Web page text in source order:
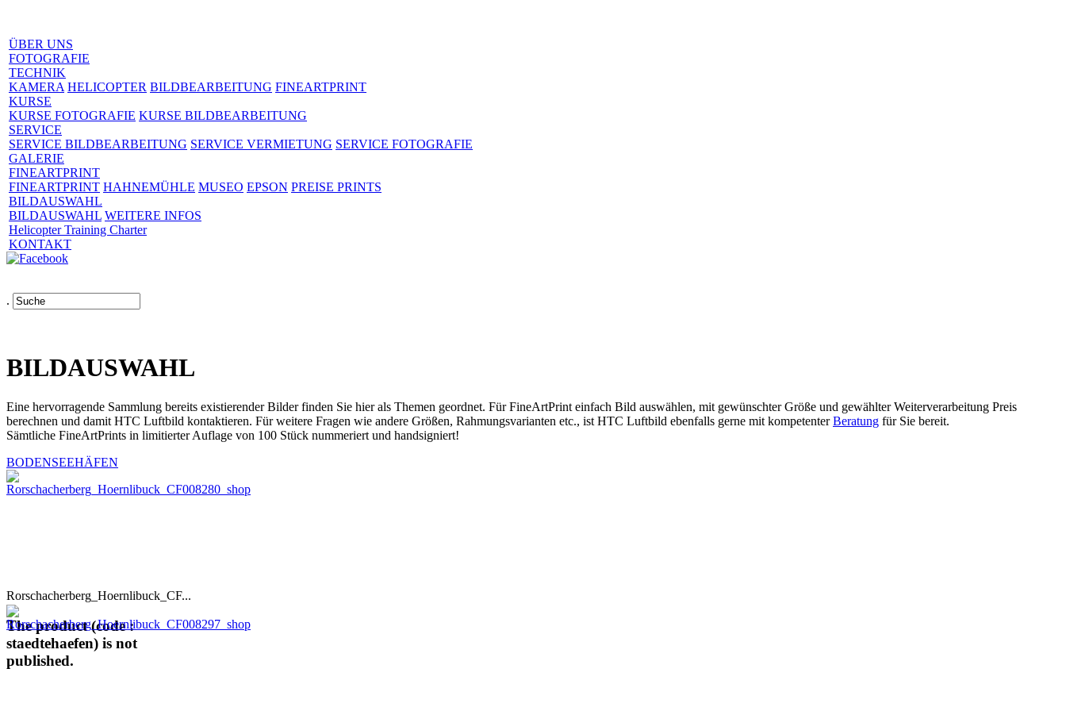
ÜBER UNS
FOTOGRAFIE
TECHNIK
KAMERA HELICOPTER BILDBEARBEITUNG FINEARTPRINT
KURSE
KURSE FOTOGRAFIE KURSE BILDBEARBEITUNG
SERVICE
SERVICE BILDBEARBEITUNG SERVICE VERMIETUNG SERVICE FOTOGRAFIE
GALERIE
FINEARTPRINT
FINEARTPRINT HAHNEMÜHLE MUSEO EPSON PREISE PRINTS
BILDAUSWAHL
BILDAUSWAHL WEITERE INFOS
Helicopter Training Charter
KONTAKT
.
BILDAUSWAHL
Eine hervorragende Sammlung bereits existierender Bilder finden Sie hier als Themen geordnet. Für FineArtPrint einfach Bild auswählen, mit gewünschter Größe und gewählter Weiterverarbeitung Preis
berechnen und damit HTC Luftbild kontaktieren. Für weitere Fragen wie andere Größen, Rahmungsvarianten etc., ist HTC Luftbild ebenfalls gerne mit kompetenterBeratung für Sie bereit.
Sämtliche FineArtPrints in limitierter Auflage von 100 Stück nummeriert und handsigniert!
BODENSEEHÄFEN
Rorschacherberg_Hoernlibuck_CF...
The product (code :
staedtehaefen) is not
published.